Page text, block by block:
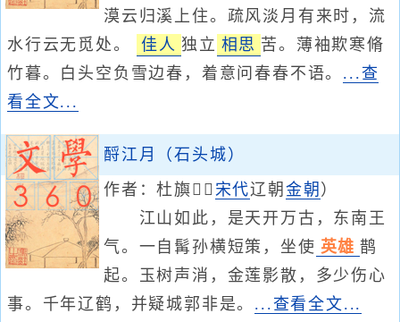
漠云归溪上住。疏风淡月有来时，流
水行云无觅处。
佳人 独立 相思 苦。薄袖欺寒脩
竹暮。白头空负雪边春，着意问春春不语。 ...查
看全文...
酹江月（石头城）
作者：杜旟 （ 宋代辽朝 金朝 ）
江山如此，是天开万古，东南王
气。一自髯孙横短策，坐使 英雄 鹊
起。玉树声消，金莲影散，多少伤心
事。千年辽鹤，并疑城郭非是。 ...查看全文...